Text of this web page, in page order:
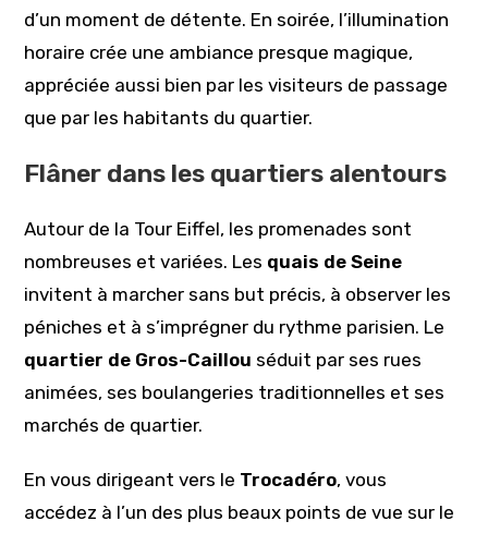
d’un moment de détente. En soirée, l’illumination
horaire crée une ambiance presque magique,
appréciée aussi bien par les visiteurs de passage
que par les habitants du quartier.
Flâner dans les quartiers alentours
Autour de la Tour Eiffel, les promenades sont
nombreuses et variées. Les quais de Seine
invitent à marcher sans but précis, à observer les
péniches et à s’imprégner du rythme parisien. Le
quartier de Gros-Caillou séduit par ses rues
animées, ses boulangeries traditionnelles et ses
marchés de quartier.
En vous dirigeant vers le Trocadéro, vous
accédez à l’un des plus beaux points de vue sur le